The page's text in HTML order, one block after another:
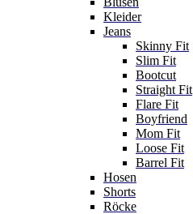
Kleider
Jeans
Skinny Fit
Slim Fit
Bootcut
Straight Fit
Flare Fit
Boyfriend
Mom Fit
Loose Fit
Barrel Fit
Hosen
Shorts
Röcke